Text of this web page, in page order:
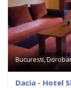
Bucuresti,
Dacia - Hotel